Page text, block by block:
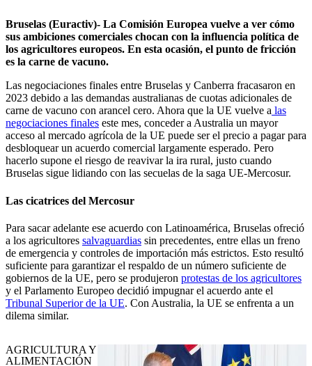
Bruselas (Euractiv)- La Comisión Europea vuelve a ver cómo
sus ambiciones comerciales chocan con la influencia política de
los agricultores europeos. En esta ocasión, el punto de fricción
es la carne de vacuno.
Las negociaciones finales entre Bruselas y Canberra fracasaron en
2023 debido a las demandas australianas de cuotas adicionales de
carne de vacuno con arancel cero. Ahora que la UE vuelve a las
negociaciones finales este mes, conceder a Australia un mayor
acceso al mercado agrícola de la UE puede ser el precio a pagar para
desbloquear un acuerdo comercial largamente esperado. Pero
hacerlo supone el riesgo de reavivar la ira rural, justo cuando
Bruselas sigue lidiando con las secuelas de la saga UE-Mercosur.
Las cicatrices del Mercosur
Para sacar adelante ese acuerdo con Latinoamérica, Bruselas ofreció
a los agricultores salvaguardias sin precedentes, entre ellas un freno
de emergencia y controles de importación más estrictos. Esto resultó
suficiente para garantizar el respaldo de un número suficiente de
gobiernos de la UE, pero se produjeron protestas de los agricultores
y el Parlamento Europeo decidió impugnar el acuerdo ante el
Tribunal Superior de la UE. Con Australia, la UE se enfrenta a un
dilema similar.
AGRICULTURA Y
ALIMENTACIÓN